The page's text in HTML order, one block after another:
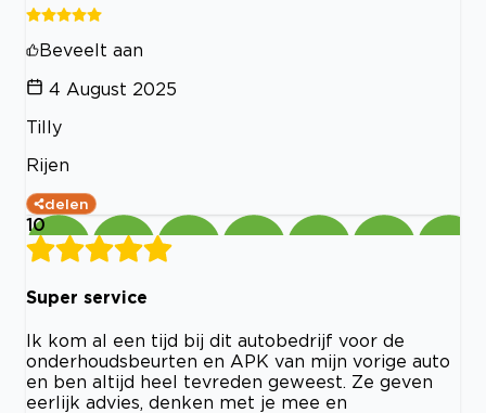
Beveelt aan
4 August 2025
Tilly
Rijen
delen
10
Super service
Ik kom al een tijd bij dit autobedrijf voor de
onderhoudsbeurten en APK van mijn vorige auto
en ben altijd heel tevreden geweest. Ze geven
eerlijk advies, denken met je mee en